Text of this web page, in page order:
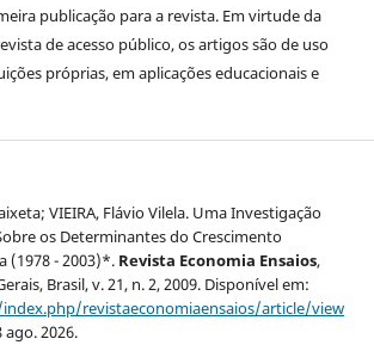
publicação para a revista. Em virtude da
de acesso público, os artigos são de uso
próprias, em aplicações educacionais e
VIEIRA, Flávio Vilela. Uma Investigação
os Determinantes do Crescimento
(1978 - 2003)*. Revista Economia Ensaios,
Brasil, v. 21, n. 2, 2009. Disponível em:
revistaeconomiaensaios/article/view
ago. 2026.